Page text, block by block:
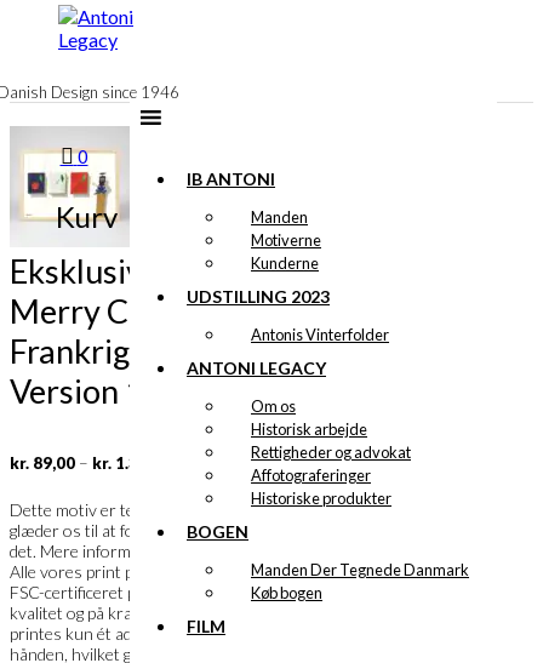
indhold
Design since 1946
IB ANTONI
Manden
Motiverne
Kunderne
UDSTILLING 2023
Antonis Vinterfolder
ANTONI LEGACY
Om os
Historisk arbejde
Rettigheder og advokat
Affotograferinger
Historiske produkter
BOGEN
Manden Der Tegnede Danmark
Køb bogen
FILM
0
Kurv
Eksklusivt print:
Merry Cherry i
Frankrig
Version 1
kr. 89,00 – kr. 1.399,00
Prisinterval:
kr. 89,00
Dette motiv er tegnet af Ib Antoniog vi
glæder os til at fortælle dig meget mere om
det. Mere information følger snarest.
Alle vores print produceres i Danmark på
FSC-certificeret papir i en meget flot
kvalitet og på kraftigt papir. Et specialprint
printes kun ét ad gangen og skæres ud i
hånden, hvilket gør det muligt, at bestille et